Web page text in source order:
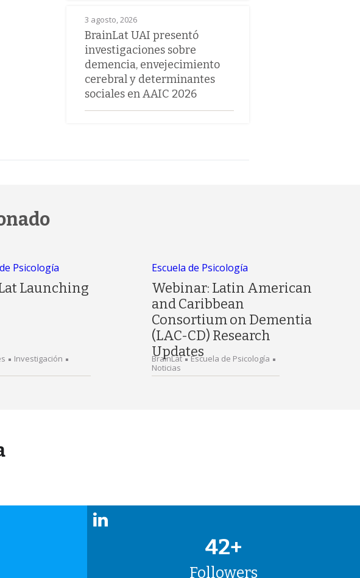
3 agosto, 2026
BrainLat UAI presentó
investigaciones sobre
demencia, envejecimiento
cerebral y determinantes
sociales en AAIC 2026
Psicología
Launching
Investigación
Escuela de Psicología
Webinar: Latin American
and Caribbean
Consortium on Dementia
(LAC-CD) Research
Updates
BrainLat
Escuela de Psicología
Noticias
42+
Followers